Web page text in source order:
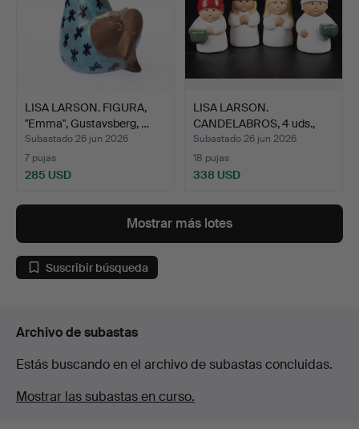
LISA LARSON. FIGURA,
"Emma", Gustavsberg, …
Subastado 26 jun 2026
7 pujas
285 USD
LISA LARSON.
CANDELABROS, 4 uds.,
"Luciatå…
Subastado 26 jun 2026
18 pujas
338 USD
Mostrar más lotes
Suscribir búsqueda
Archivo de subastas
Estás buscando en el archivo de subastas concluidas.
Mostrar las subastas en curso.